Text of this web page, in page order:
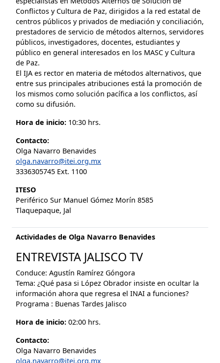
Conflictos y Cultura de Paz, dirigidos a la red estatal de
centros públicos y privados de mediación y conciliación,
prestadores de servicio de métodos alternos, servidores
públicos, investigadores, docentes, estudiantes y
público en general interesados en los MASC y Cultura
de Paz.
El IJA es rector en materia de métodos alternativos, que
entre sus principales atribuciones está la promoción de
los mismos como solución pacífica a los conflictos, así
como su difusión.
Hora de inicio: 10:30 hrs.
Contacto:
Olga Navarro Benavides
olga.navarro@itei.org.mx
3336305745 Ext. 1100
ITESO
Periférico Sur Manuel Gómez Morín 8585
Tlaquepaque, Jal
Actividades de Olga Navarro Benavides
ENTREVISTA JALISCO TV
Conduce: Agustín Ramírez Góngora
Tema: ¿Qué pasa si López Obrador insiste en ocultar la
información ahora que regresa el INAI a funciones?
Programa : Buenas Tardes Jalisco
Hora de inicio: 02:00 hrs.
Contacto:
Olga Navarro Benavides
olga.navarro@itei.org.mx